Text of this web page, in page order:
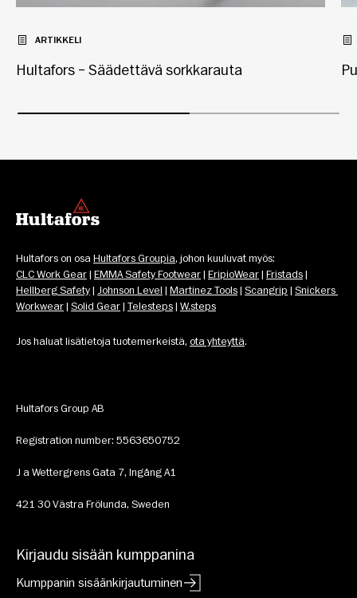
ARTIKKELI
Hultafors – Säädettävä sorkkarauta
Hultafors on osa Hultafors Groupia, johon kuuluvat myös:
CLC Work Gear | EMMA Safety Footwear | EripioWear | Fristads
Hellberg Safety | Johnson Level | Martinez Tools | Scangrip | Snickers
Workwear | Solid Gear | Telesteps | W.steps
Jos haluat lisätietoja tuotemerkeistä, ota yhteyttä.
Hultafors Group AB
Registration number: 5563650752
J a Wettergrens Gata 7, Ingång A1
421 30 Västra Frölunda, Sweden
Kirjaudu sisään kumppanina
Kumppanin sisäänkirjautuminen